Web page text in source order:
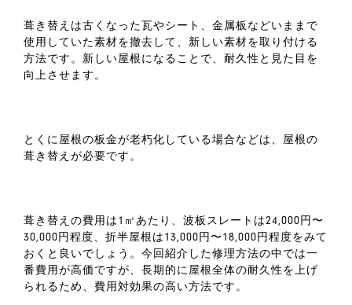
葺き替えは古くなった瓦やシート、金属板などいままで
使用していた素材を撤去して、新しい素材を取り付ける
方法です。新しい屋根になることで、耐久性と見た目を
向上させます。
とくに屋根の板金が老朽化している場合などは、屋根の
葺き替えが必要です。
葺き替えの費用は1㎡あたり、波板スレートは24,000円〜
30,000円程度、折半屋根は13,000円〜18,000円程度をみて
おくと良いでしょう。今回紹介した修理方法の中では一
番費用が高価ですが、長期的に屋根全体の耐久性を上げ
られるため、費用対効果の高い方法です。